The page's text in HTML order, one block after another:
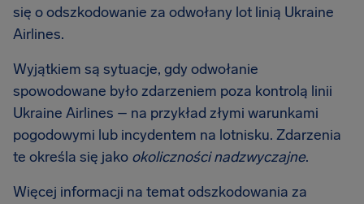
się o odszkodowanie za odwołany lot linią Ukraine
Airlines.
Wyjątkiem są sytuacje, gdy odwołanie
spowodowane było zdarzeniem poza kontrolą linii
Ukraine Airlines – na przykład złymi warunkami
pogodowymi lub incydentem na lotnisku. Zdarzenia
te określa się jako okoliczności nadzwyczajne.
Więcej informacji na temat odszkodowania za